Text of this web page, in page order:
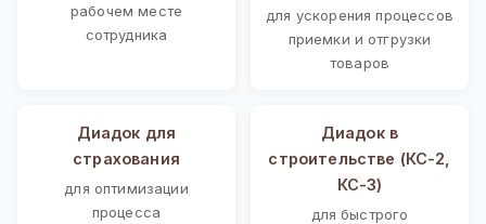
рабочем месте
сотрудника
для ускорения процессов
приемки и отгрузки
товаров
Диадок для
страхования
для оптимизации
процесса
Диадок в
строительстве (КС-2,
КС-3)
для быстрого